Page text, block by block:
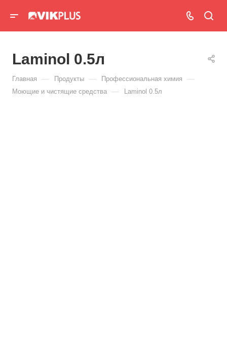
Laminol 0.5л
Главная — Продукты — Профессиональная химия —
Моющие и чистящие средства — Laminol 0.5л